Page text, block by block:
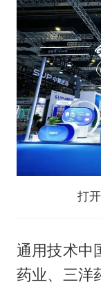
打
通用技术中
药业、三洋